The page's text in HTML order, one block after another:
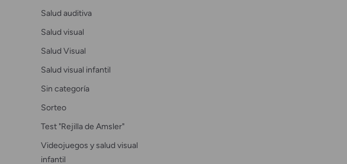
Salud auditiva
Salud visual
Salud Visual
Salud visual infantil
Sin categoría
Sorteo
Test "Rejilla de Amsler"
Videojuegos y salud visual
infantil